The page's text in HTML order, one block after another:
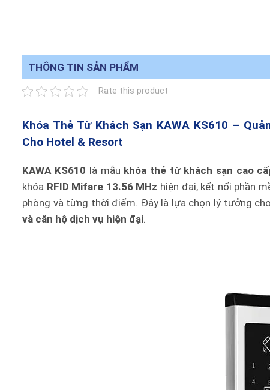
THÔNG TIN SẢN PHẨM
Rate this product
Khóa Thẻ Từ Khách Sạn KAWA KS610 –
Cho Hotel & Resort
KAWA KS610 là mẫu khóa thẻ từ khách sạn cao
khóa RFID Mifare 13.56 MHz hiện đại, kết nối phần
phòng và từng thời điểm. Đây là lựa chọn lý tưởng cho
và căn hộ dịch vụ hiện đại.